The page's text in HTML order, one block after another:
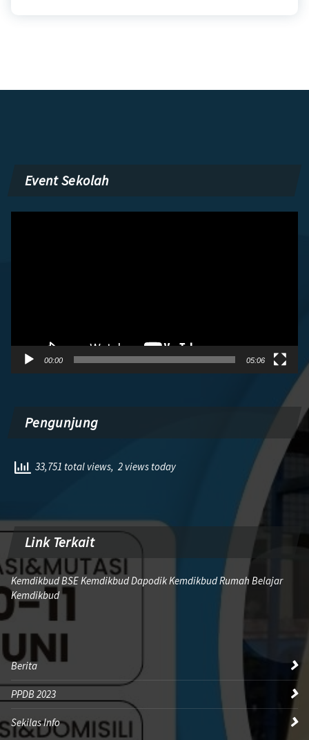
Event Sekolah
00:00 05:06
Pengunjung
33,751 total views, 2 views today
Link Terkait
Kemdikbud BSE Kemdikbud Dapodik Kemdikbud Rumah Belajar
Kemdikbud
Berita
PPDB 2023
Sekilas Info